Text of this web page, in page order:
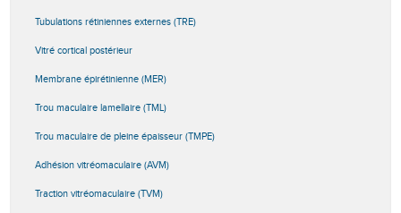
Tubulations rétiniennes externes (TRE)
Vitré cortical postérieur
Membrane épirétinienne (MER)
Trou maculaire lamellaire (TML)
Trou maculaire de pleine épaisseur (TMPE)
Adhésion vitréomaculaire (AVM)
Traction vitréomaculaire (TVM)